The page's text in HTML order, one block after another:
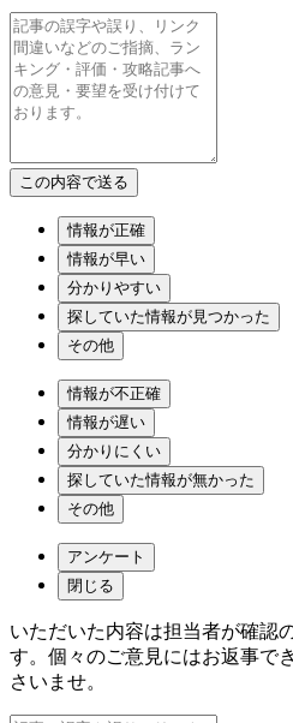
情報が正確
情報が早い
分かりやすい
探していた情報が見つかった
その他
情報が不正確
情報が遅い
分かりにくい
探していた情報が無かった
その他
アンケート
閉じる
いただいた内容は担当者が確認
す。個々のご意見にはお返事で
さいませ。